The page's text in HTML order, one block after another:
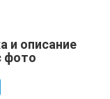
и описание
фото